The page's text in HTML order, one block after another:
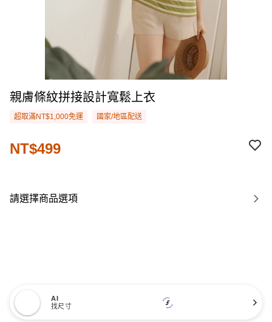
親膚條紋拼接設計寬鬆上衣
超取滿NT$1,000免運 國家/地區配送
NT$499
請選擇商品選項
AI
找尺寸